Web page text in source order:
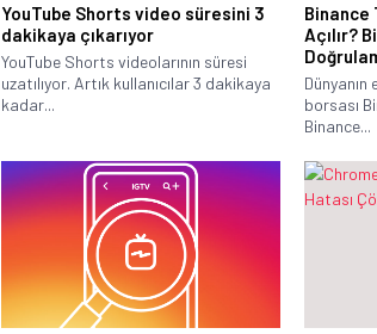
YouTube Shorts video süresini 3
dakikaya çıkarıyor
YouTube Shorts videolarının süresi
uzatılıyor. Artık kullanıcılar 3 dakikaya
kadar...
Binance
Açılır?
borsası
Binance...